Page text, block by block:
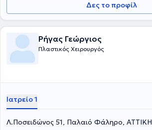
Δες το προφίλ
Ρήγας Γεώργιος
Πλαστικός Χειρουργός
Ιατρείο 1
Λ.Ποσειδώνος 51, Παλαιό Φάληρο, ΑΤΤΙΚΗ